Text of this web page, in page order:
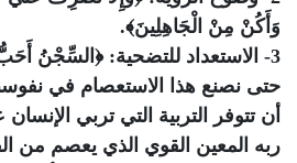
وَأَكُنْ مِنْ الْجَاهِلِينَ﴾.
3- الاستعداد للتضحية: ﴿السِّجْنُ أَحَبُّ إِلَيَّ﴾.
حتى نصنع هذا الاستعصام في
أن تتوفر التربية التي تربي
ربه المعين القوي الذي يعصم من